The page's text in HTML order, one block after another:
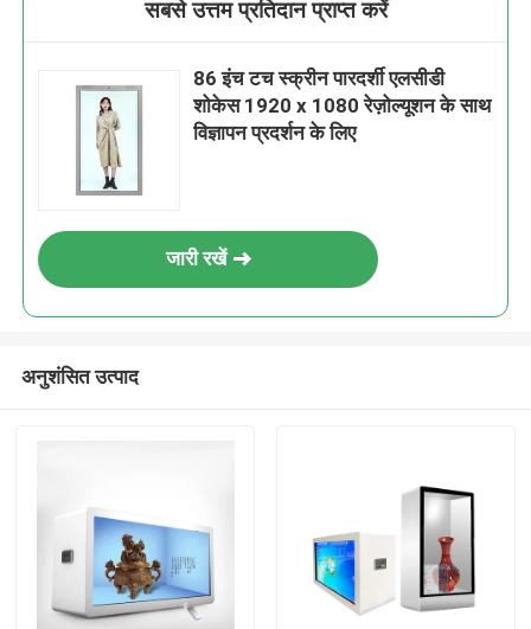
सबसे उत्तम प्रतिदान प्राप्त करें
86 इंच टच स्क्रीन पारदर्शी एलसीडी
शोकेस 1920 x 1080 रेज़ोल्यूशन के साथ
विज्ञापन प्रदर्शन के लिए
जारी रखें
अनुशंसित उत्पाद